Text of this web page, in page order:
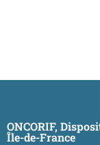
ONCORIF,
Île-de-France